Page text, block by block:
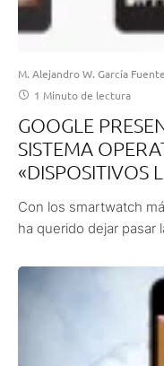
M. Alejandro W. García
1 Minuto de lectura
GOOGLE
SISTEMA
«DISPOSITIVOS
Con los smartwatch
ha querido dejar pasar